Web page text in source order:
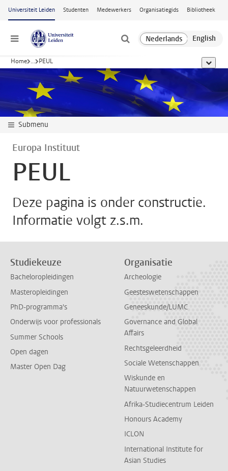
Ga naar hoofdinhoud
Universiteit Leiden Studenten Medewerkers Organisatiegids Bibliotheek
Menu
Home ... PEUL toon
Submenu
Europa Instituut
PEUL
Deze pagina is onder constructie.
Informatie volgt z.s.m.
Studiekeuze
Bacheloropleidingen
Masteropleidingen
PhD-programma's
Onderwijs voor professionals
Summer Schools
Open dagen
Master Open Dag
Organisatie
Archeologie
Geesteswetenschappen
Geneeskunde/LUMC
Governance and Global
Affairs
Rechtsgeleerdheid
Sociale Wetenschappen
Wiskunde en
Natuurwetenschappen
Afrika-Studiecentrum Leiden
Honours Academy
ICLON
International Institute for
Asian Studies